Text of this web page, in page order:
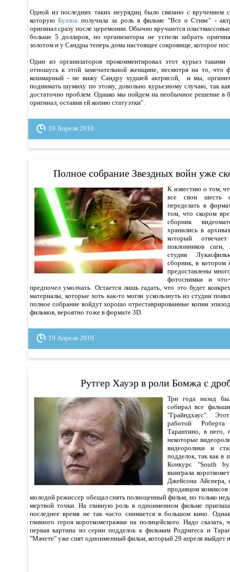
Одной из последних таких неурядиц было связано с вручением
которуюБуллокполучила за роль в фильме "Все о Стиве" -
оригинал сразу после церемонии. Обычно вручаются
больше 5 долларов, но организаторы не успели забрать
золотом и у Сандры теперь дома настоящее сокровище, которое
Один из организаторов прокомментировал этот курьез
отношусь к этой замечательной женщине, несмотря на то, что
кошмарный - не вижу Сандру худшей актрисой, и мы,
поднимать шумиху по этому, довольно курьезному случаю, так
достаточно проблем. Однако мы пойдем на необычное решение в
оригинал, оставив ей копию статуэтки".
19 Апреля 2010
Полное собрание Звездных войн уже
К известию о том,
все свои шесть
переделать в
том, что скором
сборник
хранились в
который
поклонников
студия
сборник, в
предоставлены
фотоснимки и
предпочел умолчать. Остается лишь гадать, что это будет
материалы, которые хоть как-то могли ускользнуть из студии
полное собрание войдут хорошо отреставрированные копии
фильмов, вероятно тоже в формате 3D.
19 Апреля 2010
Рутгер Хауэр в роли Бомжа с
Три года назад
собирал все
"Грайндхаус".
работой
Тарантино, в него,
некоторые
видеоролики и
подделок, так как в
Конкурс "South
выиграла
Джейсона Айснера,
продавцом
молодой режиссер обещал снять полноценный фильм, но только
мертвой точки. На главную роль в одноименном фильме
последнее время не так часто снимается в большом кино.
главного героя короткометражки на полицейского. Надо
первая картина из серии подделок к фильмам Родригеса и
"Мачете" уже снят одноименный фильм, который 29 апреля